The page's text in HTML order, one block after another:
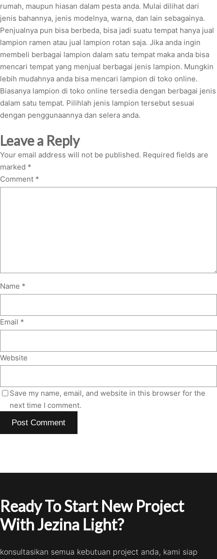
rumah, maupun hiasan dalam pesta anda. Mulai dilihat dari
jenis bahannya, jenis modelnya, warna, dan lain sebagainya.
Penjualnya pun bisa berbeda, bisa jadi suatu tempat hanya jual
lampion ramen atau jual lampion rotan saja. Jika anda ingin
membeli berbagai lampion dalam satu tempat maka anda bisa
mencari tempat yang menjual berbagai jenis lampion. Mungkin
lebih mudahnya anda bisa mencari lampion di toko online.
Biasanya lampion di toko online tersedia dengan berbagai jenis
dalam satu tempat. Pilihlah jenis lampion tersebut sesuai
dengan penggunaannya dan selera anda.
Leave a Reply
Your email address will not be published. Required fields are
marked *
Comment *
Name *
Email *
Website
Save my name, email, and website in this browser for the
next time I comment.
Ready To Start New Project
With Jezina Light?
konsultasikan semua kebutuan project anda, kami siap